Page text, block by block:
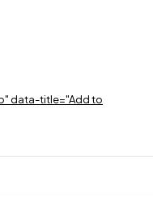
data-title="Add to